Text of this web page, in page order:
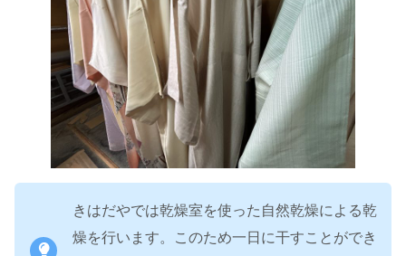
きはだやでは乾燥室を使った自然乾燥による乾
燥を行います。このため一日に干すことができ